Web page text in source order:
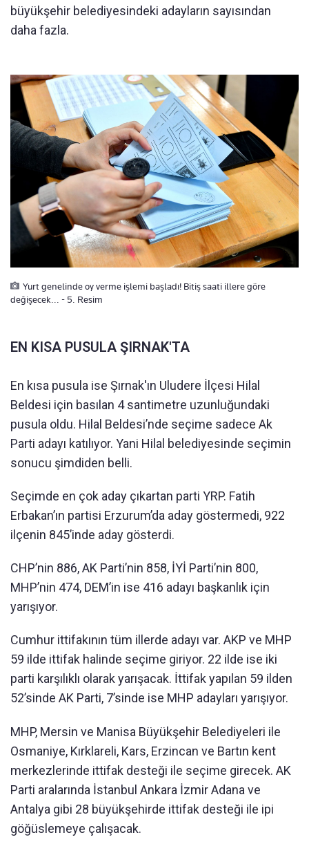
büyükşehir belediyesindeki adayların sayısından
daha fazla.
Yurt genelinde oy verme işlemi başladı! Bitiş saati illere göre
değişecek... - 5. Resim
EN KISA PUSULA ŞIRNAK'TA
En kısa pusula ise Şırnak'ın Uludere İlçesi Hilal
Beldesi için basılan 4 santimetre uzunluğundaki
pusula oldu. Hilal Beldesi’nde seçime sadece Ak
Parti adayı katılıyor. Yani Hilal belediyesinde seçimin
sonucu şimdiden belli.
Seçimde en çok aday çıkartan parti YRP. Fatih
Erbakan’ın partisi Erzurum’da aday göstermedi, 922
ilçenin 845’inde aday gösterdi.
CHP’nin 886, AK Parti’nin 858, İYİ Parti’nin 800,
MHP’nin 474, DEM’in ise 416 adayı başkanlık için
yarışıyor.
Cumhur ittifakının tüm illerde adayı var. AKP ve MHP
59 ilde ittifak halinde seçime giriyor. 22 ilde ise iki
parti karşılıklı olarak yarışacak. İttifak yapılan 59 ilden
52’sinde AK Parti, 7’sinde ise MHP adayları yarışıyor.
MHP, Mersin ve Manisa Büyükşehir Belediyeleri ile
Osmaniye, Kırklareli, Kars, Erzincan ve Bartın kent
merkezlerinde ittifak desteği ile seçime girecek. AK
Parti aralarında İstanbul Ankara İzmir Adana ve
Antalya gibi 28 büyükşehirde ittifak desteği ile ipi
göğüslemeye çalışacak.